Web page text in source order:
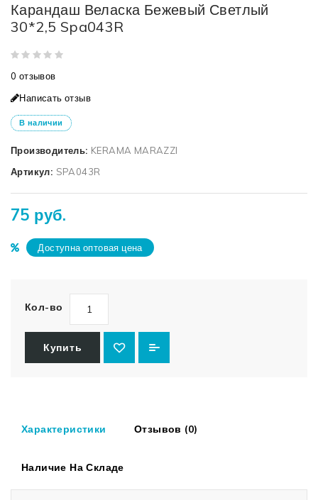
Карандаш Веласка Бежевый Светлый
30*2,5 Spa043R
0 отзывов
Написать отзыв
В наличии
Производитель: KERAMA MARAZZI
Артикул: SPA043R
75 руб.
Доступна оптовая цена
Кол-во
Купить
Характеристики Отзывов (0)
Наличие На Складе